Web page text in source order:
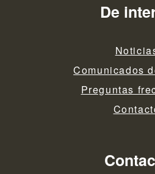
De
Comunicados
Preguntas